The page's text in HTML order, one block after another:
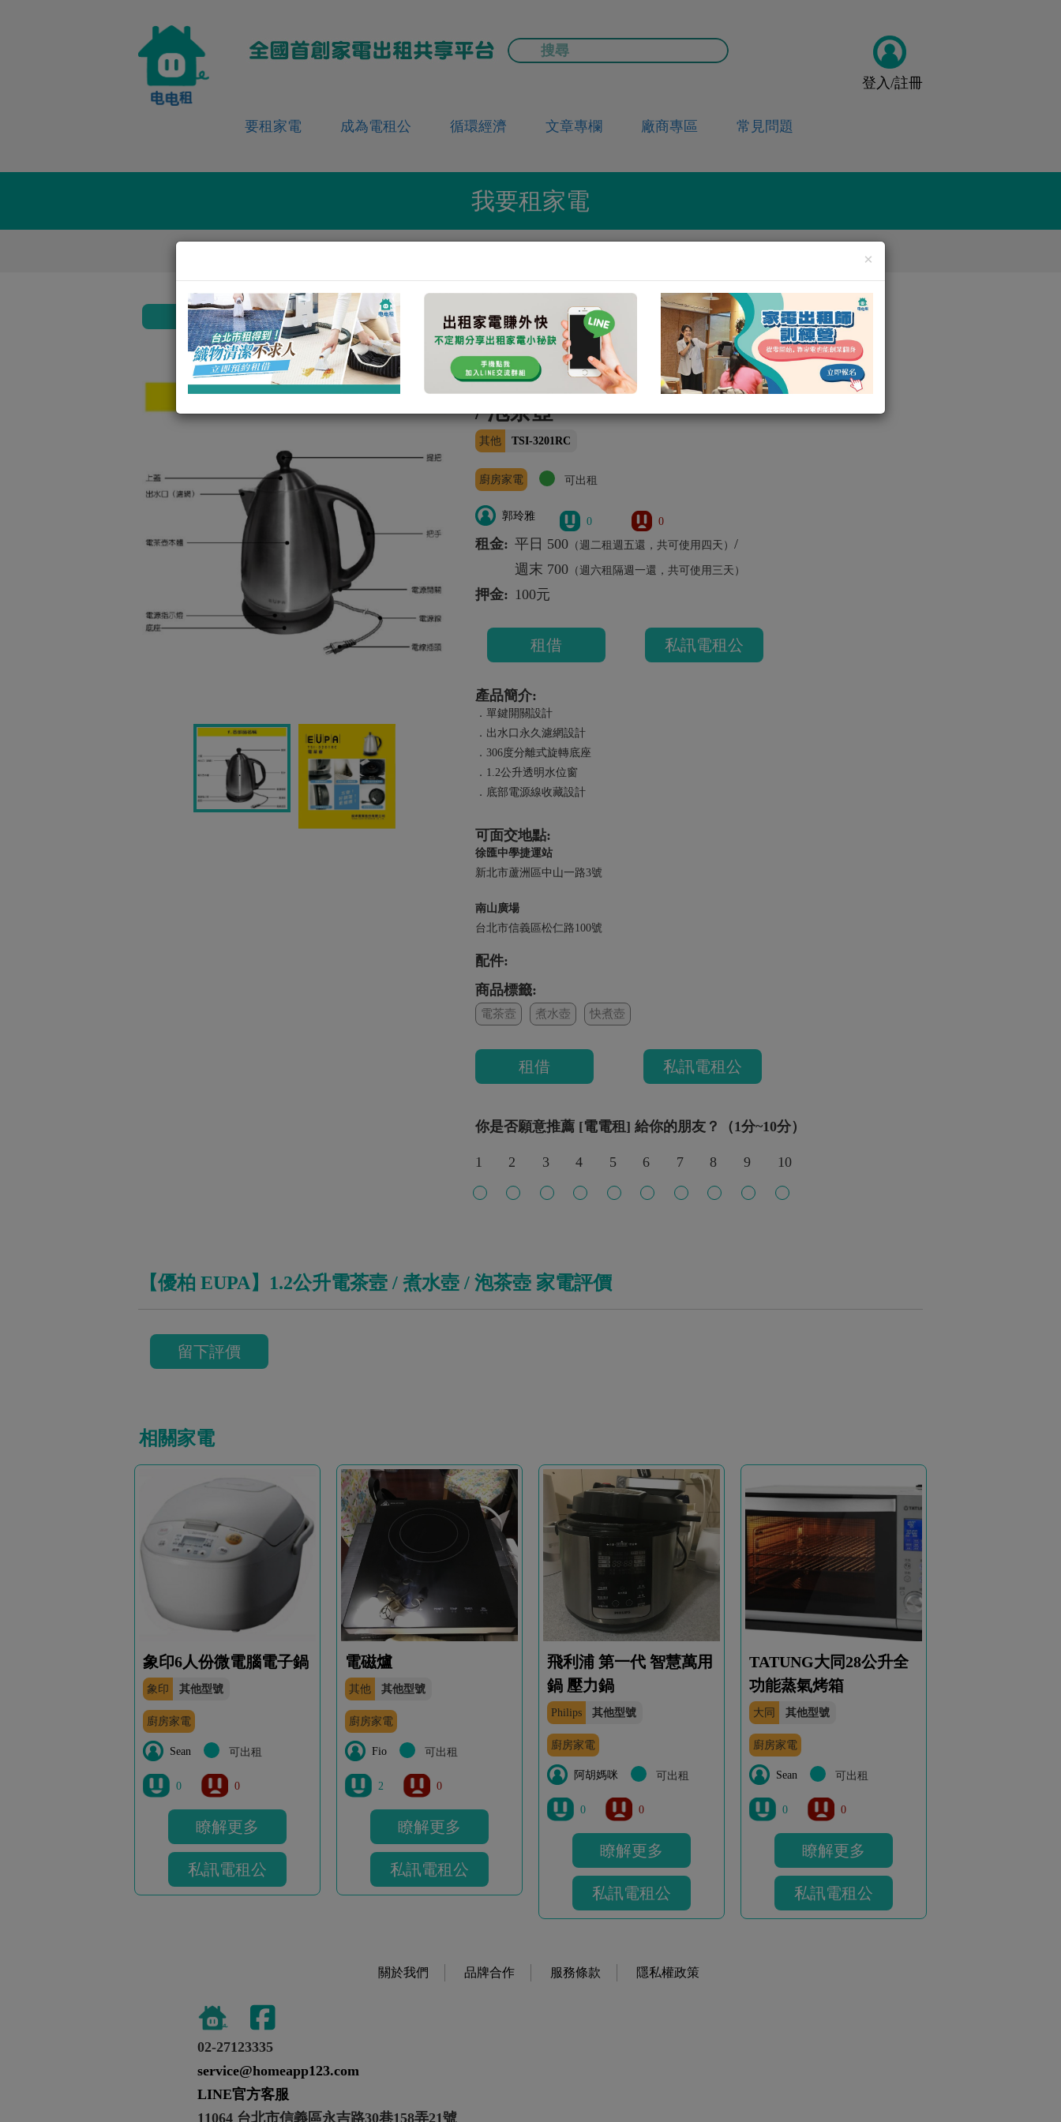
登入/註冊
要租家電 成為電租公 循環經濟 文章專欄 廠商專區 常見問題
我要租家電
返回
【優柏 EUPA】1.2公升電茶壼 / 煮水壺
/ 泡茶壺
其他 TSI-3201RC
廚房家電 可出租
郭玲雅 0 0
租金: 平日 500（週二租週五還，共可使用四天） /
週末 700（週六租隔週一還，共可使用三天）
押金: 100元
租借 私訊電租公
產品簡介:
．單鍵開關設計
．出水口永久濾網設計
．306度分離式旋轉底座
．1.2公升透明水位窗
．底部電源線收藏設計
可面交地點:
徐匯中學捷運站
新北市蘆洲區中山一路3號
南山廣場
台北市信義區松仁路100號
配件:
商品標籤:
電茶壼 煮水壺 快煮壺
租借 私訊電租公
你是否願意推薦 [電電租] 給你的朋友？（1分~10分）
1 2 3 4 5 6 7 8 9 10
【優柏 EUPA】1.2公升電茶壼 / 煮水壺 / 泡茶壺 家電評價
留下評價
相關家電
象印6人份微電腦電子鍋
象印 其他型號
廚房家電
Sean 可出租
0 0
瞭解更多
私訊電租公
電磁爐
其他 其他型號
廚房家電
Fio 可出租
2 0
瞭解更多
私訊電租公
飛利浦 第一代 智慧萬用
鍋 壓力鍋
Philips 其他型號
廚房家電
阿胡媽咪 可出租
0 0
瞭解更多
私訊電租公
TATUNG大同28公升全
功能蒸氣烤箱
大同 其他型號
廚房家電
Sean 可出租
0 0
瞭解更多
私訊電租公
×
關於我們 品牌合作 服務條款 隱私權政策
02-27123335
service@homeapp123.com
LINE官方客服
11064 台北市信義區永吉路30巷158弄21號